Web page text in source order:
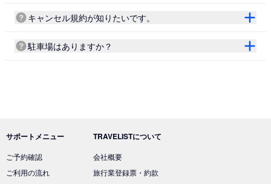
キャンセル規約が知りたいです。
駐車場はありますか？
サポートメニュー
ご予約確認
ご利用の流れ
TRAVELISTについて
会社概要
旅行業登録票・約款